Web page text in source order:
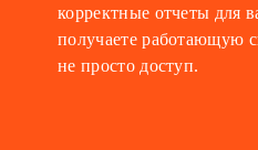
корректные отчеты для
получаете работающую
не просто доступ.